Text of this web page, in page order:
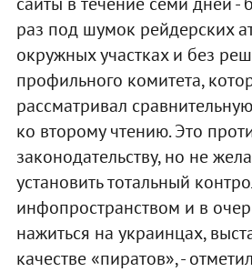
раз под шумок рейдерских
окружных участках и без
профильного комитета,
рассматривал
ко второму чтению. Это
законодательству, но не
установить тотальный
инфопространством и в
нажиться на украинцах,
качестве «пиратов», -